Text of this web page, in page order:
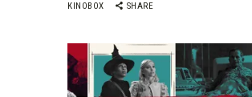
KINOBOX
SHARE